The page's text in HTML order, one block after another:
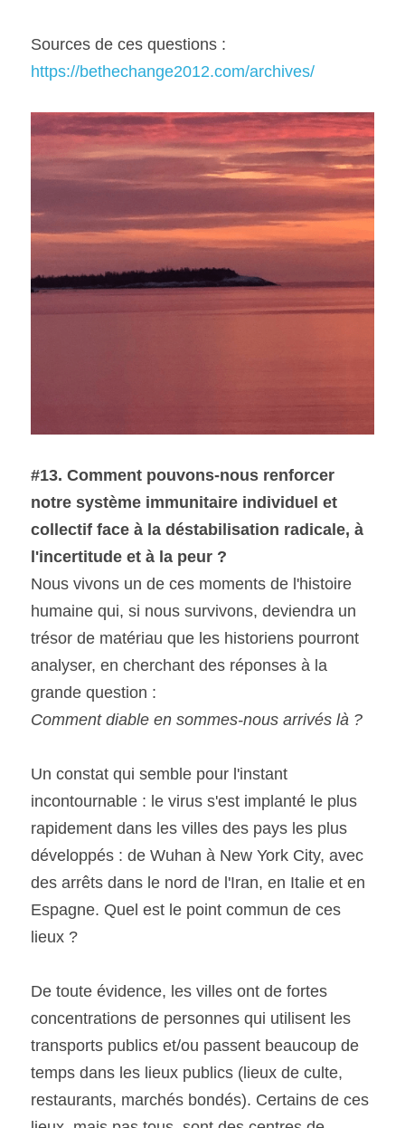
https://bethechange2012.com/archives/
#13. Comment pouvons-nous renforcer
notre système immunitaire individuel et
collectif face à la déstabilisation radicale, à
l'incertitude et à la peur ?
Nous vivons un de ces moments de l'histoire
humaine qui, si nous survivons, deviendra un
trésor de matériau que les historiens pourront
analyser, en cherchant des réponses à la
grande question :
Comment diable en sommes-nous arrivés là ?
Un constat qui semble pour l'instant
incontournable : le virus s'est implanté le plus
rapidement dans les villes des pays les plus
développés : de Wuhan à New York City, avec
des arrêts dans le nord de l'Iran, en Italie et en
Espagne. Quel est le point commun de ces
lieux ?
De toute évidence, les villes ont de fortes
concentrations de personnes qui utilisent les
transports publics et/ou passent beaucoup de
temps dans les lieux publics (lieux de culte,
restaurants, marchés bondés). Certains de ces